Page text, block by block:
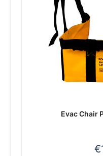
Evac Chair
€